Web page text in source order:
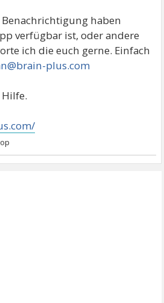
haben
verfügbar ist, oder andere
ich die euch gerne. Einfach
plus.com